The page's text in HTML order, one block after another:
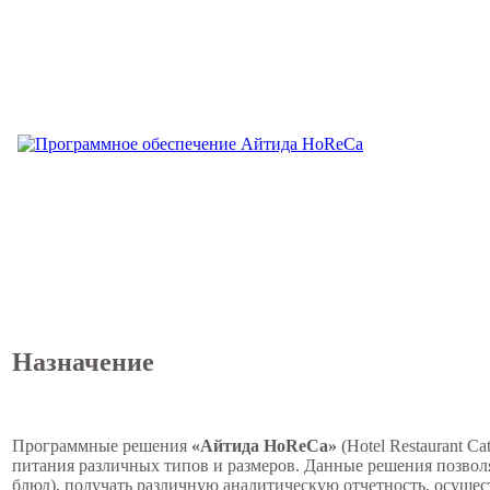
Назначение
Программные решения «Айтида HoReCa» (Hotel Restaurant
питания различных типов и размеров. Данные решения
блюд), получать различную аналитическую отчетность,